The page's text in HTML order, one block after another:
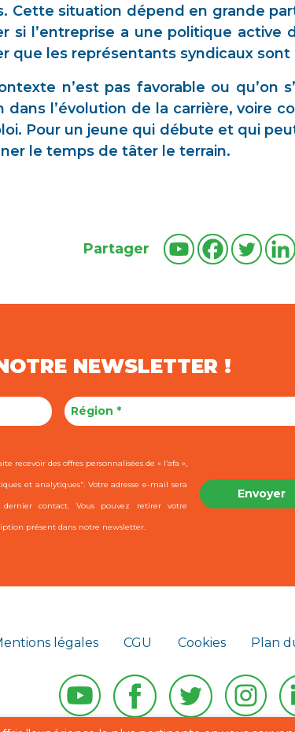
Cette situation dépend en grande
si l’entreprise a une politique active
que les représentants syndicaux
n’est pas favorable ou qu’on
l’évolution de la carrière, voire
Pour un jeune qui débute et qui
le temps de tâter le terrain.
Partager
NEWSLETTER !
recevoir des offres personnalisées de « l’afa »,
et analytiques". Votre adresse e-mail sera
contact. Vous pouvez retirer votre
présent dans notre newsletter.
légales CGU Cookies Plan